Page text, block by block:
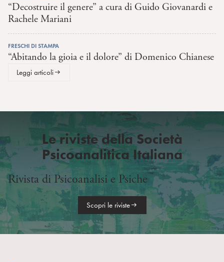
“Decostruire il genere” a cura di Guido Giovanardi e
Rachele Mariani
FRESCHI DI STAMPA
“Abitando la gioia e il dolore” di Domenico Chianese
Leggi articoli
Le riviste della Società
Psicoanalitica Italiana
Rivista di Psicoanalisi e Psiche
Scopri le riviste